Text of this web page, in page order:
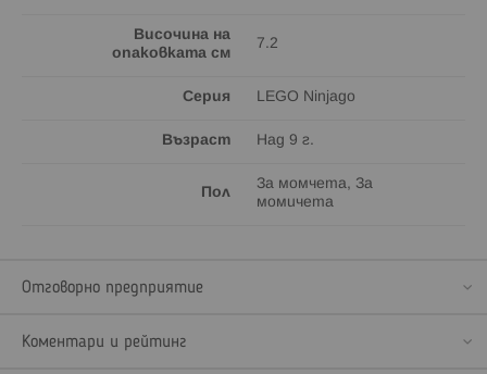
Височина на
опаковката см
7.2
Серия LEGO Ninjago
Възраст Над 9 г.
Пол
За момчета, За
момичета
Отговорно предприятие
Коментари и рейтинг